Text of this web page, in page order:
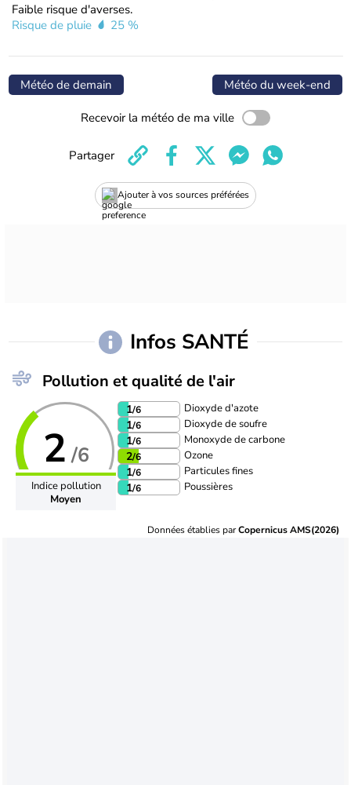
Faible risque d'averses.
Risque de pluie
25 %
Météo de demain Météo du week-end
Recevoir la météo de ma ville
Ajouter à vos sources préférées
Partager
Infos SANTÉ
Pollution et qualité de l'air
2 /6
Indice pollution
Moyen
1/6 Dioxyde d'azote
1/6 Dioxyde de soufre
1/6 Monoxyde de carbone
2/6 Ozone
1/6 Particules fines
1/6 Poussières
Données établies parCopernicus AMS(2026)